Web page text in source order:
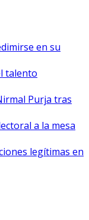
en su
talento
Purja tras
a la mesa
legítimas en